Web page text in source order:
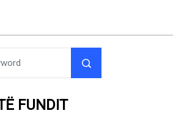
FUNDIT